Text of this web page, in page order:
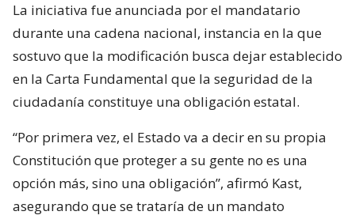
La iniciativa fue anunciada por el mandatario
durante una cadena nacional, instancia en la que
sostuvo que la modificación busca dejar establecido
en la Carta Fundamental que la seguridad de la
ciudadanía constituye una obligación estatal.
“Por primera vez, el Estado va a decir en su propia
Constitución que proteger a su gente no es una
opción más, sino una obligación”, afirmó Kast,
asegurando que se trataría de un mandato